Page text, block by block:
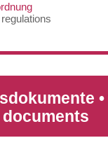
documents